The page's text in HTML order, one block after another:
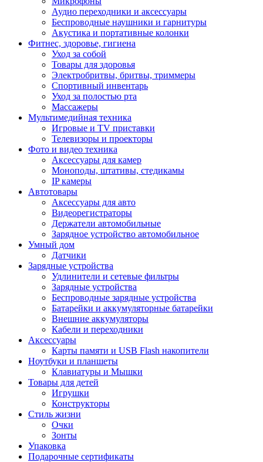
Аудио переходники и аксессуары
Беспроводные наушники и гарнитуры
Акустика и портативные колонки
Фитнес, здоровье, гигиена
Уход за собой
Товары для здоровья
Электробритвы, бритвы, триммеры
Спортивный инвентарь
Уход за полостью рта
Массажеры
Мультимедийная техника
Игровые и TV приставки
Телевизоры и проекторы
Фото и видео техника
Аксессуары для камер
Моноподы, штативы, стедикамы
IP камеры
Автотовары
Аксессуары для авто
Видеорегистраторы
Держатели автомобильные
Зарядное устройство автомобильное
Умный дом
Датчики
Зарядные устройства
Удлинители и сетевые фильтры
Зарядные устройства
Беспроводные зарядные устройства
Батарейки и аккумуляторные батарейки
Внешние аккумуляторы
Кабели и переходники
Аксессуары
Карты памяти и USB Flash накопители
Ноутбуки и планшеты
Клавиатуры и Мышки
Товары для детей
Игрушки
Конструкторы
Стиль жизни
Очки
Зонты
Упаковка
Подарочные сертификаты